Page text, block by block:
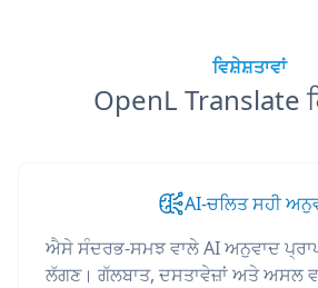
ਵਿਸ਼ੇਸ਼ਤਾਵਾਂ
OpenL Translate
AI-ਚਲਿਤ ਸਹੀ
ਐਸੇ ਸੰਦਰਭ-ਸਮਝ ਵਾਲੇ AI ਅਨੁਵਾਦ
ਲੱਗਣ। ਗੱਲਬਾਤ, ਦਸਤਾਵੇਜ਼ਾਂ ਅਤੇ ਅਸਲ